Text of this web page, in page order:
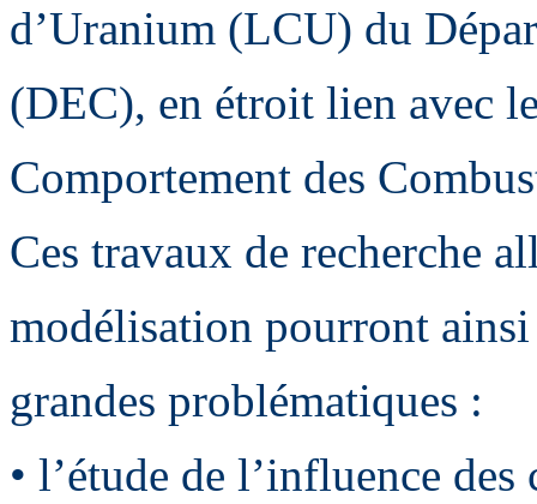
d’Uranium (LCU) du
(DEC), en étroit lien avec
Comportement des
Ces travaux de recherche
modélisation pourront
grandes problématiques :
• l’étude de l’influence